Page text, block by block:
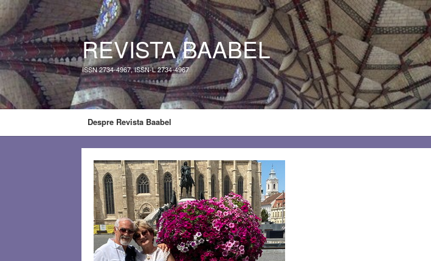
REVISTA BAABEL
ISSN 2734-4967, ISSN-L 2734-4967
Despre Revista Baabel